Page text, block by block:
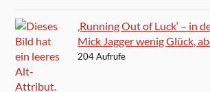
‚Running Out of Luck‘ – in
Mick Jagger wenig Glück,
204 Aufrufe